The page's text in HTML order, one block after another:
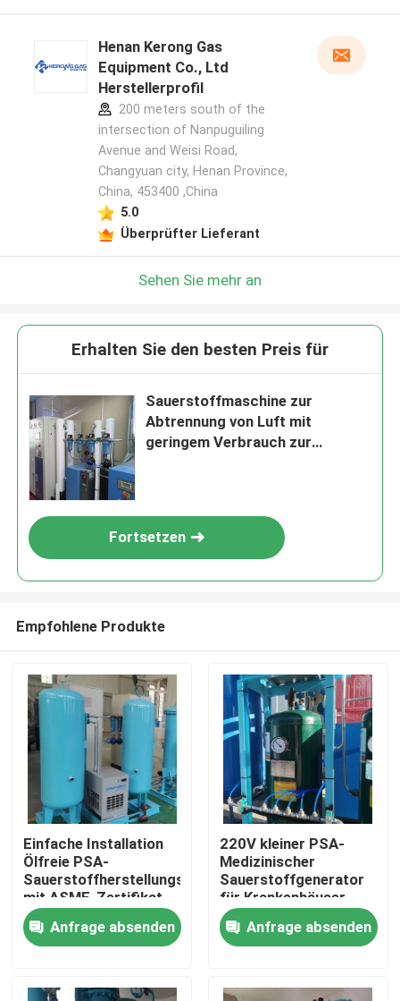
Zu Hause
Produkte
Über uns
Henan Kerong Gas
Equipment Co., Ltd
Herstellerprofil
200 meters south of the
intersection of Nanpuguiling
Avenue and Weisi Road,
Changyuan city, Henan Province,
China, 453400 ,China
5.0
Überprüfter Lieferant
Sehen Sie mehr an
Erhalten Sie den besten Preis für
Sauerstoffmaschine zur
Abtrennung von Luft mit
geringem Verbrauch zur
Fortsetzen
Empfohlene Produkte
Einfache Installation
Ölfreie PSA-
Sauerstoffherstellungsmaschine
mit ASME-Zertifikat
Anfrage absenden
220V kleiner PSA-
Medizinischer
Sauerstoffgenerator
für Krankenhäuser
60Nm3/Hr
Anfrage absenden